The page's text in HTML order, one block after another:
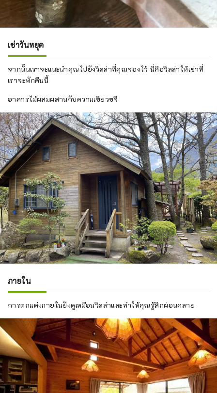
เช่าวันหยุด
จากนั้นเราจะแนะนำคุณไปยังวิลล่าที่คุณจองไว้ นี่คือวิลล่าให้เช่าที่
เราจะพักคืนนี้
อาคารไม้ผสมผสานกับความเขียวขจี
ภายใน
การตกแต่งภายในยังดูเหมือนวิลล่าและทำให้คุณรู้สึกผ่อนคลาย